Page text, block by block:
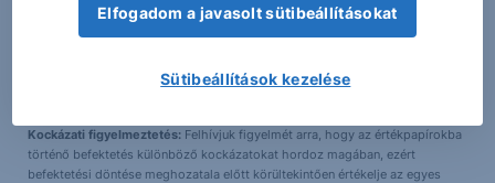
a fent megjelölt befektetési időtartamot, amelyre ajánlásunk vonatkozik.
Kockázati figyelmeztetés:Felhívjuk figyelmét arra, hogy az értékpapírokba
történő befektetés különböző kockázatokat hordoz magában, ezért
befektetési döntése meghozatala előtt körültekintően értékelje az egyes
Elfogadom a javasolt sütibeállításokat
Sütibeállítások kezelése